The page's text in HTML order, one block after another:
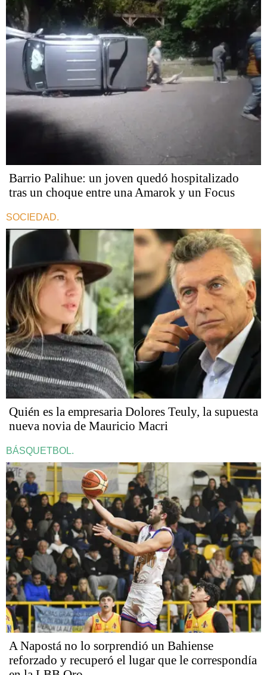
Barrio Palihue: un joven quedó hospitalizado
tras un choque entre una Amarok y un Focus
SOCIEDAD.
Quién es la empresaria Dolores Teuly, la supuesta
nueva novia de Mauricio Macri
BÁSQUETBOL.
A Napostá no lo sorprendió un Bahiense
reforzado y recuperó el lugar que le correspondía